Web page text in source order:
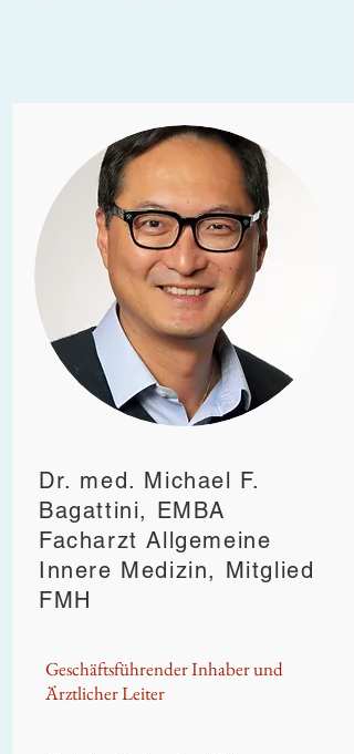
Dr. med. Michael F.
Bagattini, EMBA
Facharzt Allgemeine
Innere Medizin, Mitglied
FMH
Geschäftsführender Inhaber und
Ärztlicher Leiter